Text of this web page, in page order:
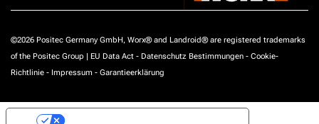
©2026 Positec Germany GmbH, Worx® and Landroid® are registered trademarks
of the Positec Group | EU Data Act - Datenschutz Bestimmungen - Cookie-
Richtlinie - Impressum - Garantieerklärung
Ihre Datenschutzeinstellungen